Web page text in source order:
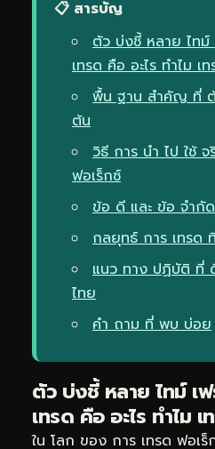
📋 สารบัญ
ตัว บ่งชี้ หลาย ไทม์
เทรด คือ อะไร ทำไม เ
พื้น ฐาน สำคัญ ที่ ต้
ต้น
วิธี การ นำ ไป ใช้ จ
ฟอเร็กซ์
ข้อ ดี และ ข้อ จำกั
กลยุทธ์ การ เทรด
แนว ทาง ปฏิบัติ ที่
ไทย
คำ ถาม ที่ พบ บ่อย
ตัว บ่งชี้ หลาย ไทม์ เ
เทรด คือ อะไร ทำไม
ใน โลก ของ การ เทรด ฟอเ